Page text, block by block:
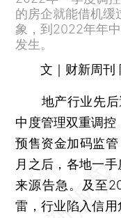
的房企就能借机缓
象，到2022年年
发生。
文｜财新周刊
地产行业先后
中度管理双重调
预售资金加码监
月之后，各地一
来源告急。及至
雷，行业陷入信